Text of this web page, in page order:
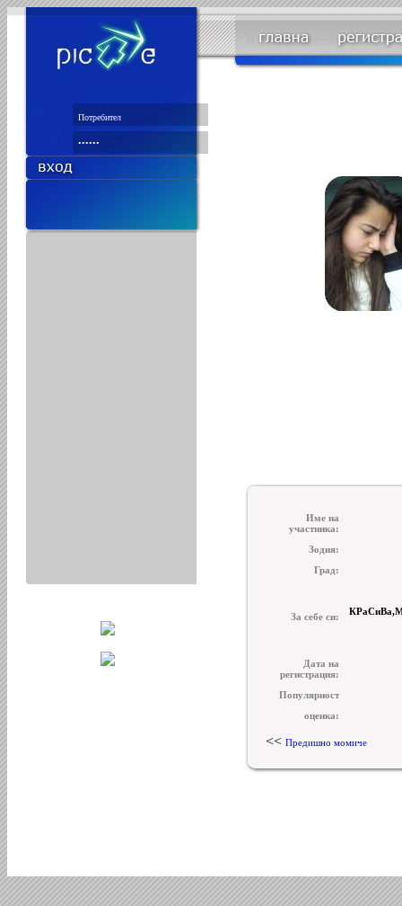
Име на
участника:
Зодия:
Град:
За себе си:
Дата на
регистрация:
Популярност
оценка:
<< Предишно момиче